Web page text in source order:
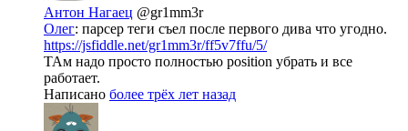
Антон Нагаец @gr1mm3r
Олег: парсер теги съел после первого дива что угодно.
https://jsfiddle.net/gr1mm3r/ff5v7ffu/5/
ТАм надо просто полностью position убрать и все
работает.
Написано более трёх лет назад